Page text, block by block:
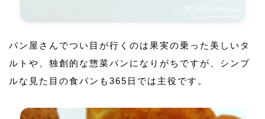
パン屋さんでつい目が行くのは果実の乗った美しいタ
ルトや、独創的な惣菜パンになりがちですが、シンプ
ルな見た目の食パンも365日では主役です。